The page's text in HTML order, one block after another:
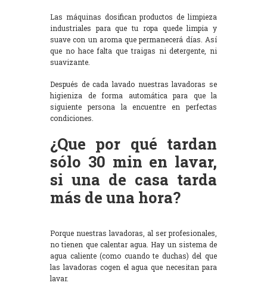
Las máquinas dosifican productos de limpieza
industriales para que tu ropa quede limpia y
suave con un aroma que permanecerá días. Así
que no hace falta que traigas ni detergente, ni
suavizante.
Después de cada lavado nuestras lavadoras se
higieniza de forma automática para que la
siguiente persona la encuentre en perfectas
condiciones.
¿Que por qué tardan
sólo 30 min en lavar,
si una de casa tarda
más de una hora?
Porque nuestras lavadoras, al ser profesionales,
no tienen que calentar agua. Hay un sistema de
agua caliente (como cuando te duchas) del que
las lavadoras cogen el agua que necesitan para
lavar.